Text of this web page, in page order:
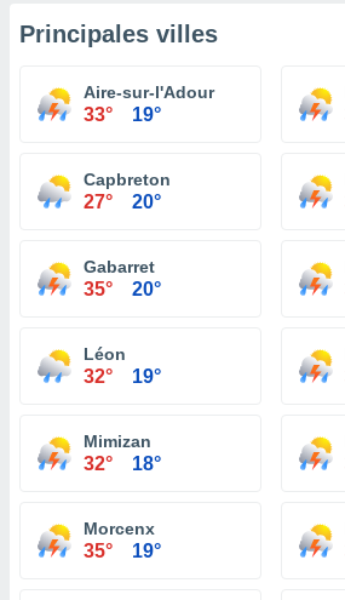
Principales villes
Aire-sur-l'Adour
33° 19°
Capbreton
27° 20°
Gabarret
35° 20°
Léon
32° 19°
Mimizan
32° 18°
Morcenx
35° 19°